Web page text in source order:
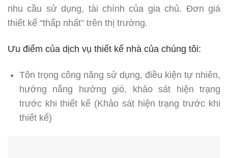
nhu cầu sử dụng, tài chính của gia chủ. Đơn giá
thiết kế “thấp nhất” trên thị trường.
Ưu điểm của dịch vụ thiết kế nhà của chúng tôi:
Tôn trọng công năng sử dụng, điều kiện tự nhiên,
hướng nắng hướng gió, khảo sát hiện trạng
trước khi thiết kế (Khảo sát hiện trạng trước khi
thiết kế)